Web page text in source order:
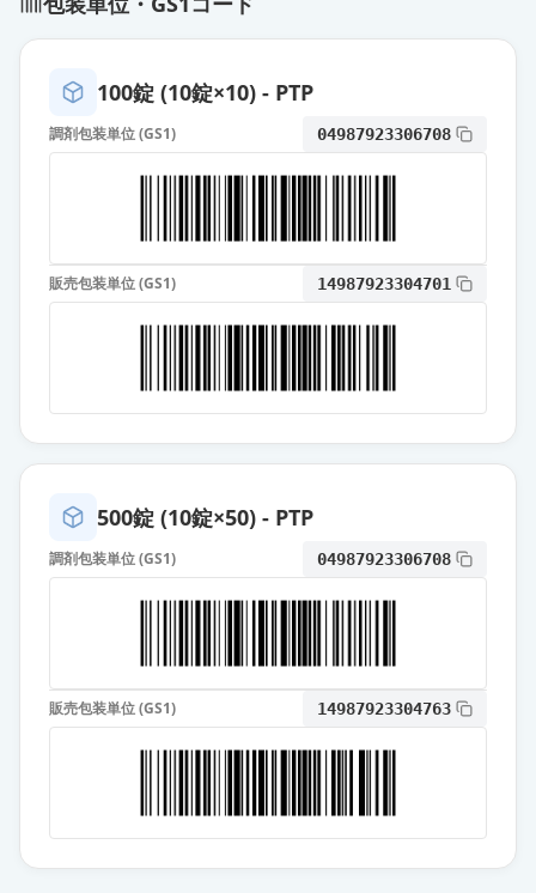
薬価 6.30 円
ワイ」
薬価 6.30 円
6.30 円
フェブキソスタット錠
フェブキソスタット錠
10mg「DSEP」
6.30 円
通常出荷
フェブリク錠10mg
薬価 12.40 円
フェブキソスタットOD錠20mg「明
フェブキソスタット錠20mg「サワ
100錠 (10錠×10) - PTP
調剤包装単位 (GS1) 04987923306708
販売包装単位 (GS1) 14987923304701
500錠 (10錠×50) - PTP
調剤包装単位 (GS1) 04987923306708
販売包装単位 (GS1) 14987923304763